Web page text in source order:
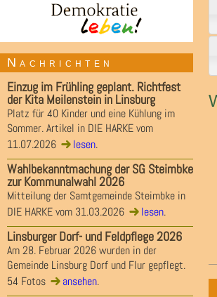
Nachrichten
Einzug im Frühling geplant. Richtfest
der Kita Meilenstein in Linsburg
Platz für 40 Kinder und eine Kühlung im
Sommer. Artikel in DIE HARKE vom
11.07.2026
lesen.
Wahlbekanntmachung der SG Steimbke
zur Kommunalwahl 2026
Mitteilung der Samtgemeinde Steimbke in
DIE HARKE vom 31.03.2026
lesen.
Linsburger Dorf- und Feldpflege 2026
Am 28. Februar 2026 wurden in der
Gemeinde Linsburg Dorf und Flur gepflegt.
54 Fotos
ansehen.